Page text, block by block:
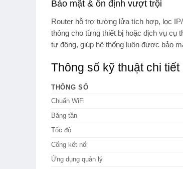
Bảo mật & ổn định vượt trội
Router hỗ trợ tường lửa tích hợp, lọc
thông cho từng thiết bị hoặc dịch vụ cụ
tự động, giúp hệ thống luôn được bảo
Thông số kỹ thuật chi
THÔNG SỐ
Chuẩn WiFi
Băng tần
Tốc độ
Cổng kết nối
Ứng dụng quản lý